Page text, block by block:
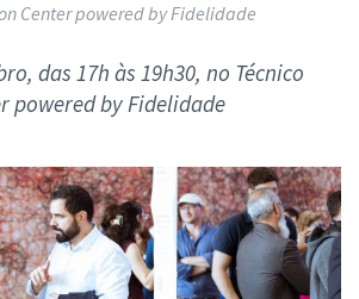
Center powered by Fidelidade
das 17h às 19h30, no Técnico
powered by Fidelidade